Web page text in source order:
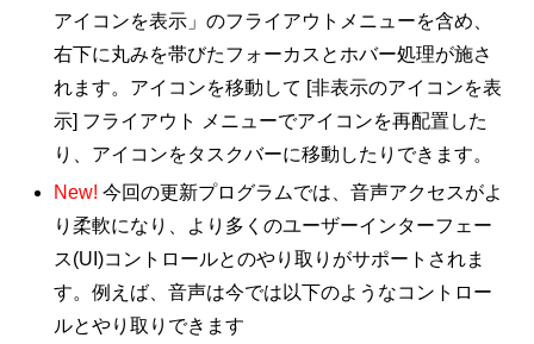
アイコンを表示」のフライアウトメニューを含め、
右下に丸みを帯びたフォーカスとホバー処理が施さ
れます。アイコンを移動して [非表示のアイコンを表
示] フライアウト メニューでアイコンを再配置した
り、アイコンをタスクバーに移動したりできます。
New! 今回の更新プログラムでは、音声アクセスがよ
り柔軟になり、より多くのユーザーインターフェー
ス(UI)コントロールとのやり取りがサポートされま
す。例えば、音声は今では以下のようなコントロー
ルとやり取りできます